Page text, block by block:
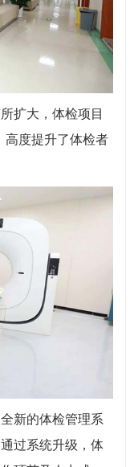
扩大，体检项目
高度提升了体检者
新的体检管理系
过系统升级，体